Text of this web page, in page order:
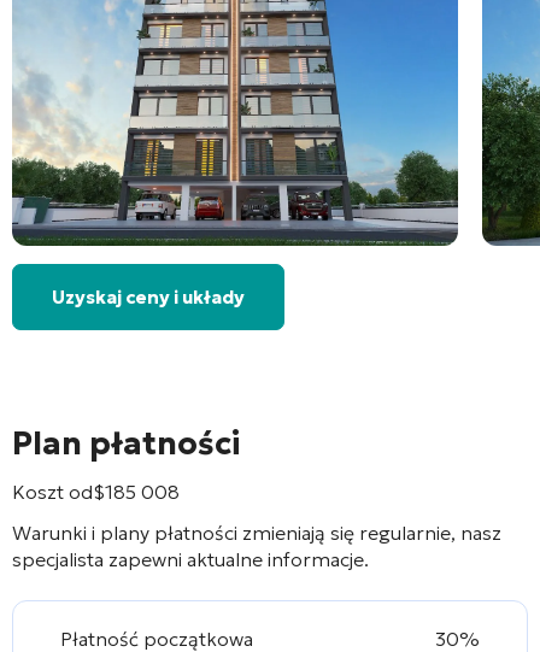
Uzyskaj ceny i układy
Plan płatności
Koszt od$185 008
Warunki i plany płatności zmieniają się regularnie, nasz
specjalista zapewni aktualne informacje.
Płatność początkowa 30%